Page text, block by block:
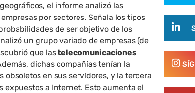
el informe analizó las
por sectores. Señala los tipos
de ser objetivo de los
un grupo variado de empresas (de
que lastelecomunicaciones
dichas compañías tenían la
obsoletos en sus servidores, y la tercera
expuestos a Internet. Esto aumenta el